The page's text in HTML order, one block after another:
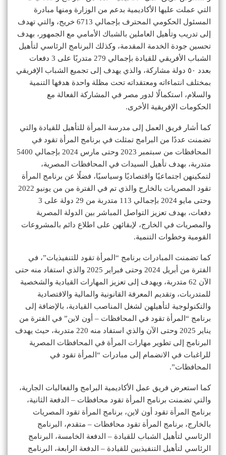
التي عملت عليها الأكاديمية بدعم من الوزارة ومنها مبادرة
المسئول الحكومي المحترف بإجمالي 6713 خريج، والتي تهدف
إلى تدريب وتأهيل العاملين بالشباك الأمامي مع الجمهور، بهدف
تحسين جودة الخدمة المقدمة، وكذلك البرنامج الرئاسي لتأهيل
الشباب الأفريقي للقيادة بإجمالي 279 متدربًا على 3 دفعات
بعدد ٥٠ دولة مشاركة، والذي يهدف إلى تجميع الشباب الإفريقي
بمختلف انتماءاته ومعتقداته تحت مظلة واحدة هدفها التنمية
والسلام، استكمالًا لدور مصر في المشاركة الفعالة مع
الحكومات الإفريقية الأخرى.
كما أشار فريق العمل إلى مدرسة المرأة للتأهيل للقيادة والتي
تضمنت عددًا من البرامج تمثلت في برنامج المرأة تقود في
المحافظات من سبتمبر 2023 وحتى مارس 2024 بإجمالي 5400
متدربة، بهدف تأهيل السيدات في المحافظات المصرية،
لتمكينهن اجتماعيًا واقتصاديًا وسياسيًا، فضلًا عن برنامج المرأة
تقود المصريات بالخارج والذي تم في الفترة من من يونيو 2022
وحتى مايو 2024 بإجمالي 113 متدربة من 29 دولة على 3
دفعات، بهدف تعزيز التواصل المباشر بين الدولة المصرية
والمصريات في الخارج، لإبقائهن على اطلاع دائم بالمشروعات
القومية وخطوات التنمية.
كما تضمنت المبادرات برنامج “المرأة تقود للتنفيذيات”، في
الفترة من أبريل 2024 وحتى فبراير 2025 والذي استفاد منه حتى
الآن 62 متدربة، ويهدف إلى تعزيز المهارات القيادية والشخصية
للمتدربات، وتقديم المعرفة القانونية والمالية والاقتصادية
والتكنولوجية لتأهيلهن لشغل المناصب القيادية، بالإضافة إلى
برنامج “المرأة تقود في المحافظات – أون لاين” في الفترة من
يناير 2025 وحتى الآن والذي استفاد منه 220 متدربة، حيث يهدف
البرنامج إلى تطوير مهارات المرأة في المحافظات المصرية
للراغبات في الانضمام إلى مبادرات “المرأة تقود في
المحافظات”.
كما استعرض فريق عمل الأكاديمية البرامج والفعاليات الجارية،
والتي تضمنت برنامج المرأة تقود محافظات – الدفعة الثانية،
برنامج المرأة تقود أون لاين، برنامج المرأة تقود المصريات
بالخارج، برنامج المرأة تقود محافظات – متقدم، البرنامج
الرئاسي لتأهيل الشباب للقيادة – الدفعة الخامسة، البرنامج
الرئاسي لتأهيل التنفيذيين للقيادة – الدفعة الرابعة، البرنامج